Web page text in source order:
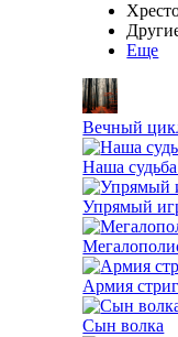
Еще
Вечный
Наша
Упрямый
Армия
Сын волка